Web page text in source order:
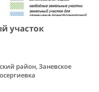
участок
район, Заневское